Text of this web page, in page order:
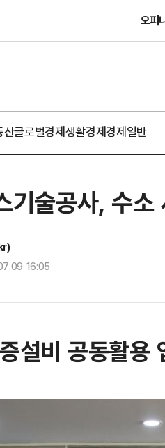
오피
산글로벌경제생활경제경제일반
기술공사, 수
16:05
설비 공동활용